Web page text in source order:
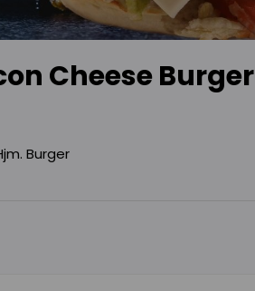
Cheese Burger
Burger